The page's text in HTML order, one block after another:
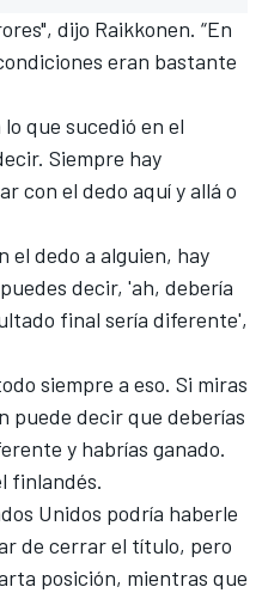
dijo Raikkonen. “En
eran bastante
que sucedió en el
Siempre hay
con el dedo aquí y allá o
el dedo a alguien, hay
decir, 'ah, debería
final sería diferente',
siempre a eso. Si miras
puede decir que deberías
y habrías ganado.
finlandés.
Unidos podría haberle
de cerrar el título, pero
posición, mientras que